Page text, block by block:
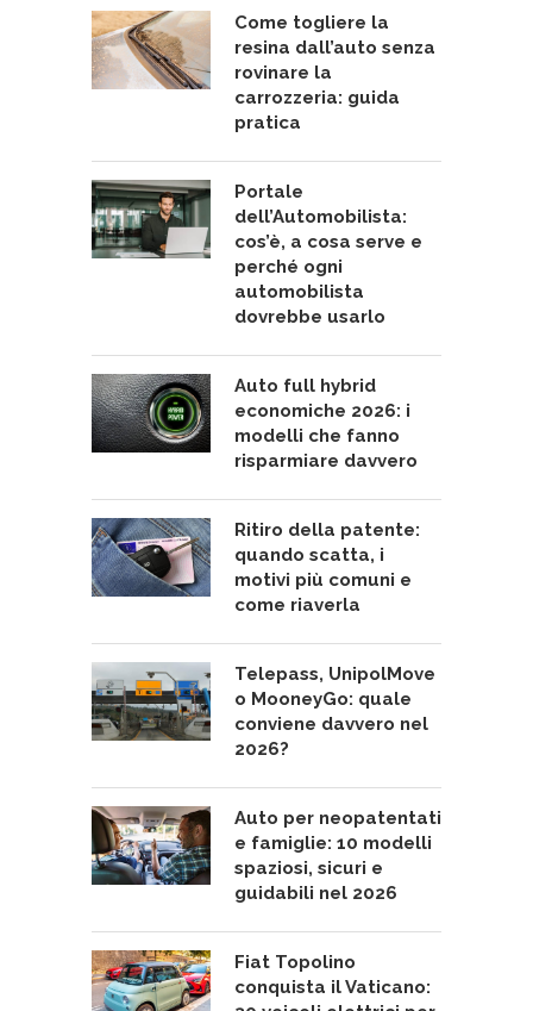
Come togliere la
resina dall’auto senza
rovinare la
carrozzeria: guida
pratica
Portale
dell’Automobilista:
cos’è, a cosa serve e
perché ogni
automobilista
dovrebbe usarlo
Auto full hybrid
economiche 2026: i
modelli che fanno
risparmiare davvero
Ritiro della patente:
quando scatta, i
motivi più comuni e
come riaverla
Telepass, UnipolMove
o MooneyGo: quale
conviene davvero nel
2026?
Auto per neopatentati
e famiglie: 10 modelli
spaziosi, sicuri e
guidabili nel 2026
Fiat Topolino
conquista il Vaticano: